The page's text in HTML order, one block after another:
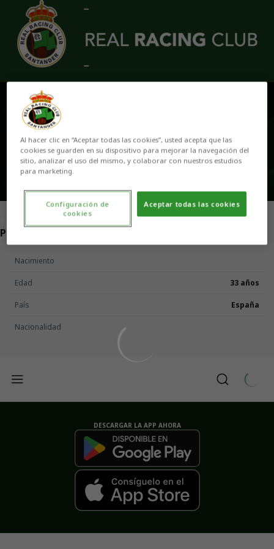
Skip to main content
PREPARADOR FÍSICO
Nacimiento
Edad 33 años
País España
Nacionalidad
DESCARGAR LA APP AHORA
Al hacer clic en “Aceptar todas las cookies”, usted acepta que las
cookies se guarden en su dispositivo para mejorar la navegación del
sitio, analizar el uso del mismo, y colaborar con nuestros estudios
para marketing.
Aceptar todas las cookies
Configuración de
cookies